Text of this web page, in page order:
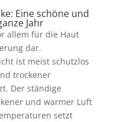
Eine schöne und
Jahr
allem für die Haut
dar.
ist meist schutzlos
trockener
Der ständige
und warmer Luft
setzt